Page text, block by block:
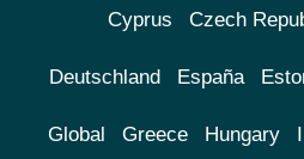
Cyprus Czech
Deutschland España
Global Greece Hungary